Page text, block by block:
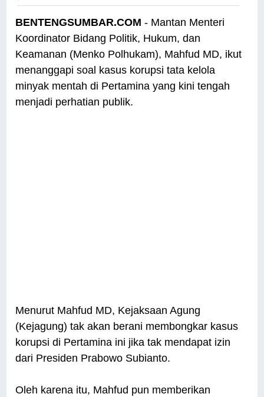
BENTENGSUMBAR.COM - Mantan Menteri
Koordinator Bidang Politik, Hukum, dan
Keamanan (Menko Polhukam), Mahfud MD, ikut
menanggapi soal kasus korupsi tata kelola
minyak mentah di Pertamina yang kini tengah
menjadi perhatian publik.
Menurut Mahfud MD, Kejaksaan Agung
(Kejagung) tak akan berani membongkar kasus
korupsi di Pertamina ini jika tak mendapat izin
dari Presiden Prabowo Subianto.
Oleh karena itu, Mahfud pun memberikan